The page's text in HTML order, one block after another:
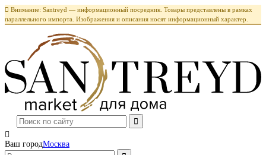
 Внимание: Santreyd — информационный посредник. Товары представлены в рамках
параллельного импорта. Изображения и описания носят информационный характер.

Ваш городМосква